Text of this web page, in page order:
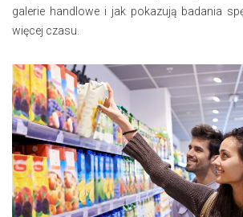
galerie handlowe i jak pokazują badania
więcej czasu.